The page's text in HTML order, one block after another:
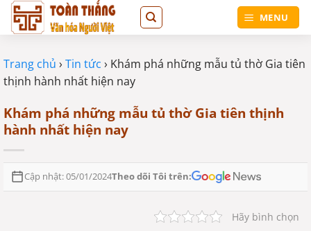
Bỏ
qua
dung
MENU
Trang chủ › Tin tức › Khám phá những mẫu tủ thờ Gia tiên
thịnh hành nhất hiện nay
Khám phá những mẫu tủ thờ Gia tiên thịnh
hành nhất hiện nay
Cập nhật: 05/01/2024Theo dõi Tôi trên:
Hãy bình chọn